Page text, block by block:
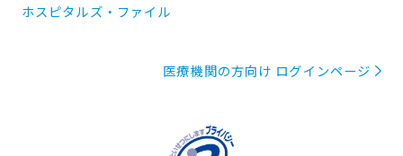
ホスピタルズ・ファイル
医療機関の方向け ログインページ